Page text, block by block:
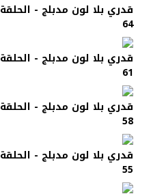
قدري بلا لون مدبلج - الحلقة
64
قدري بلا لون مدبلج - الحلقة
61
قدري بلا لون مدبلج - الحلقة
58
قدري بلا لون مدبلج - الحلقة
55